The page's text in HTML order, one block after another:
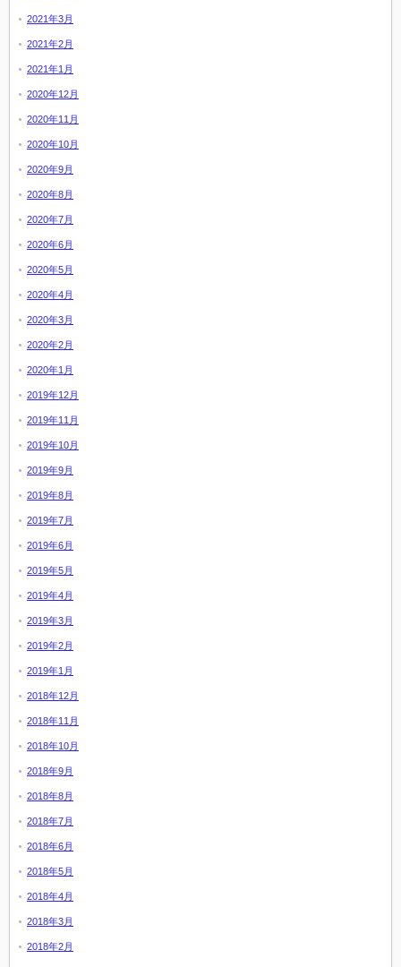
2021年3月
2021年2月
2021年1月
2020年12月
2020年11月
2020年10月
2020年9月
2020年8月
2020年7月
2020年6月
2020年5月
2020年4月
2020年3月
2020年2月
2020年1月
2019年12月
2019年11月
2019年10月
2019年9月
2019年8月
2019年7月
2019年6月
2019年5月
2019年4月
2019年3月
2019年2月
2019年1月
2018年12月
2018年11月
2018年10月
2018年9月
2018年8月
2018年7月
2018年6月
2018年5月
2018年4月
2018年3月
2018年2月